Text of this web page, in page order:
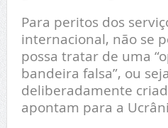
Para peritos dos
internacional, não se
possa tratar de uma
bandeira falsa”, ou
deliberadamente
apontam para a